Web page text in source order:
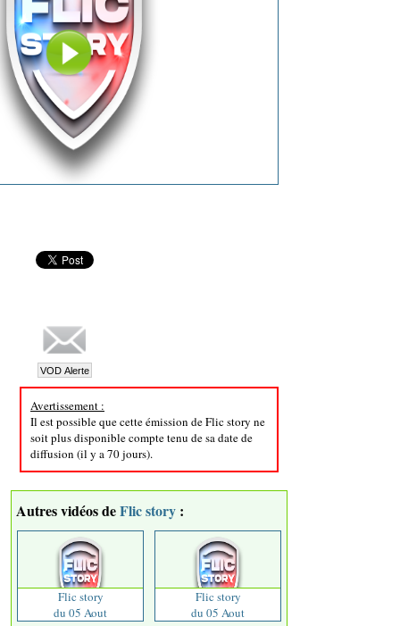
Avertissement :
Il est possible que cette émission de Flic story ne
soit plus disponible compte tenu de sa date de
diffusion (il y a 70 jours).
Autres vidéos deFlic story :
Flic story
du 05 Aout
Flic story
du 05 Aout